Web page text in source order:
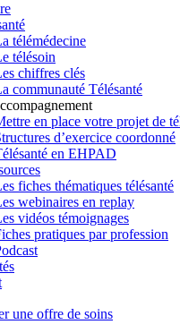
télémédecine
télésoin
chiffres clés
communauté Télésanté
en place votre projet de
d’exercice coordonné
en EHPAD
fiches thématiques télésanté
webinaires en replay
vidéos témoignages
pratiques par profession
une offre de soins